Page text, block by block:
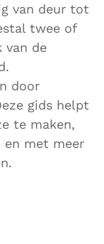
van deur tot
twee of
van de
door
gids helpt
te maken,
en met meer